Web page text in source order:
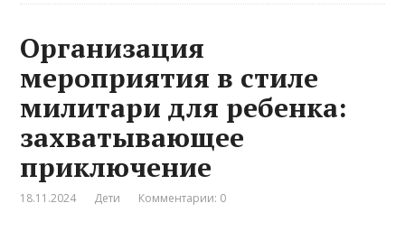
Организация
мероприятия в стиле
милитари для ребенка:
захватывающее
приключение
18.11.2024 Дети Комментарии: 0